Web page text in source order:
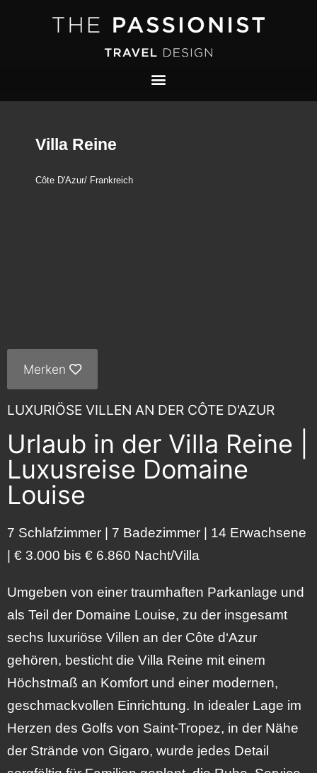
Villa Reine
Côte D'Azur/ Frankreich
Merken
LUXURIÖSE VILLEN AN DER CÔTE D'AZUR
Urlaub in der Villa Reine |
Luxusreise Domaine
Louise
7 Schlafzimmer | 7 Badezimmer | 14 Erwachsene
| € 3.000 bis € 6.860 Nacht/Villa
Umgeben von einer traumhaften Parkanlage und
als Teil der Domaine Louise, zu der insgesamt
sechs luxuriöse Villen an der Côte d‘Azur
gehören, besticht die Villa Reine mit einem
Höchstmaß an Komfort und einer modernen,
geschmackvollen Einrichtung. In idealer Lage im
Herzen des Golfs von Saint-Tropez, in der Nähe
der Strände von Gigaro, wurde jedes Detail